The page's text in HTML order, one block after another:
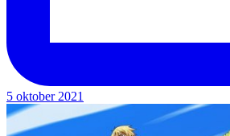
5 oktober 2021